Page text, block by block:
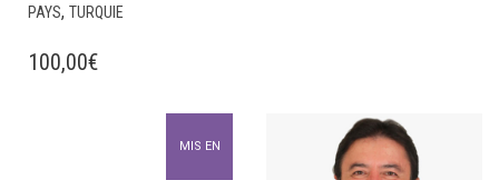
PAYS, TURQUIE
100,00€
MIS EN